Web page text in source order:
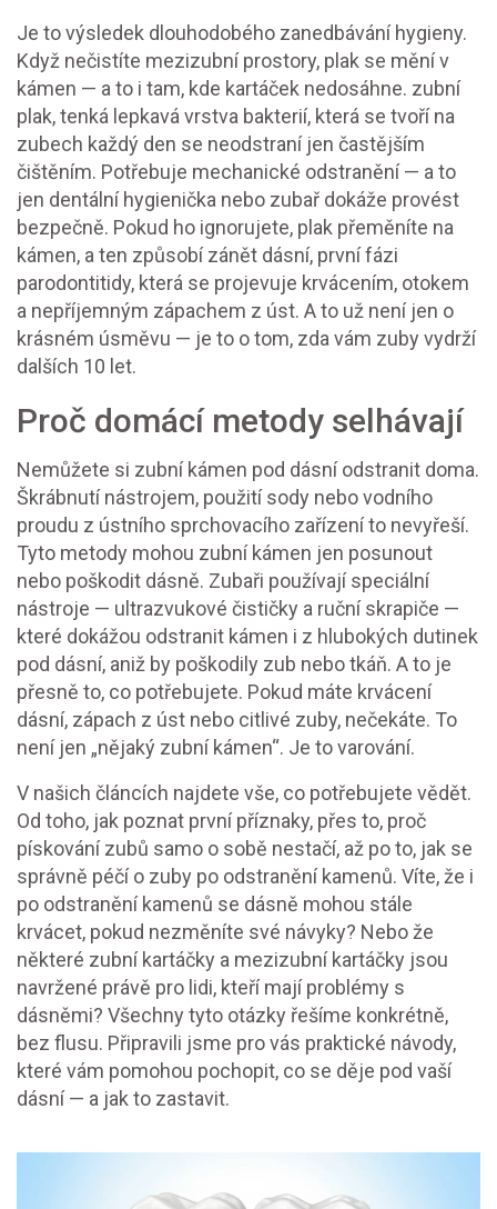
Je to výsledek dlouhodobého zanedbávání hygieny.
Když nečistíte mezizubní prostory, plak se mění v
kámen — a to i tam, kde kartáček nedosáhne. zubní
plak,tenká lepkavá vrstva bakterií, která se tvoří na
zubech každý den se neodstraní jen častějším
čištěním. Potřebuje mechanické odstranění — a to
jen dentální hygienička nebo zubař dokáže provést
bezpečně. Pokud ho ignorujete, plak přeměníte na
kámen, a ten způsobízánět dásní, první fázi
parodontitidy, která se projevuje krvácením, otokem
a nepříjemným zápachem z úst. A to už není jen o
krásném úsměvu — je to o tom, zda vám zuby vydrží
dalších 10 let.
Proč domácí metody selhávají
Nemůžete si zubní kámen pod dásní odstranit doma.
Škrábnutí nástrojem, použití sody nebo vodního
proudu z ústního sprchovacího zařízení to nevyřeší.
Tyto metody mohou zubní kámen jen posunout
nebo poškodit dásně. Zubaři používají speciální
nástroje — ultrazvukové čističky a ruční skrapiče —
které dokážou odstranit kámen i z hlubokých dutinek
pod dásní, aniž by poškodily zub nebo tkáň. A to je
přesně to, co potřebujete. Pokud máte krvácení
dásní, zápach z úst nebo citlivé zuby, nečekáte. To
není jen „nějaký zubní kámen“. Je to varování.
V našich článcích najdete vše, co potřebujete vědět.
Od toho, jak poznat první příznaky, přes to, proč
pískování zubů samo o sobě nestačí, až po to, jak se
správně péčí o zuby po odstranění kamenů. Víte, že i
po odstranění kamenů se dásně mohou stále
krvácet, pokud nezměníte své návyky? Nebo že
některé zubní kartáčky a mezizubní kartáčky jsou
navržené právě pro lidi, kteří mají problémy s
dásněmi? Všechny tyto otázky řešíme konkrétně,
bez flusu. Připravili jsme pro vás praktické návody,
které vám pomohou pochopit, co se děje pod vaší
dásní — a jak to zastavit.